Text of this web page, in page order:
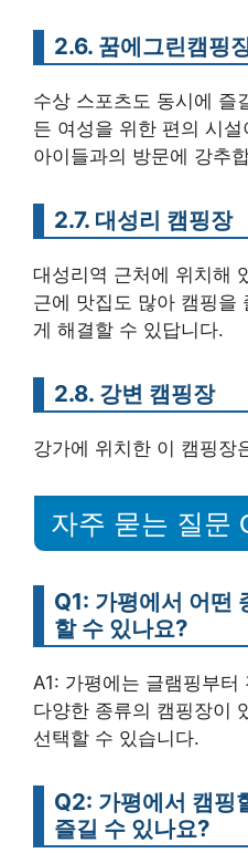
2.6. 꿈에그린캠핑
수상 스포츠도 동시에 즐
든 여성을 위한 편의 시
아이들과의 방문에 강추
2.7. 대성리 캠핑장
대성리역 근처에 위치해
근에 맛집도 많아 캠핑을
게 해결할 수 있답니다.
2.8. 강변 캠핑장
강가에 위치한 이 캠핑장
자주 묻는 질문
Q1: 가평에서 어떤
할 수 있나요?
A1: 가평에는 글램핑부터
다양한 종류의 캠핑장이
선택할 수 있습니다.
Q2: 가평에서 캠핑
즐길 수 있나요?